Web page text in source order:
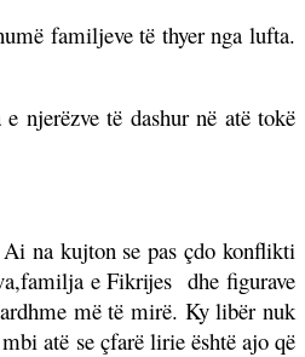
familjeve të thyer nga lufta.
njerëzve të dashur në atë tokë
na kujton se pas çdo konflikti
e Fikrijes dhe figurave
më të mirë. Ky libër nuk
atë se çfarë lirie është ajo që